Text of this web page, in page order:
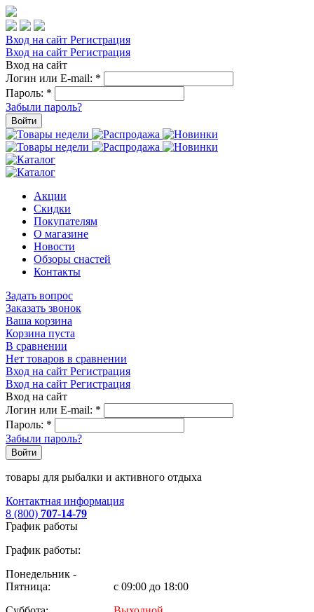
Вход на сайт Регистрация
Вход на сайт Регистрация
Вход на сайт
Логин или E-mail: *
Пароль: *
Забыли пароль?
Войти
Акции
Скидки
Покупателям
О магазине
Новости
Обзоры снастей
Контакты
Задать вопрос
Заказать звонок
Ваша корзина
Корзина пуста
В сравнении
Нет товаров в сравнении
Вход на сайт Регистрация
Вход на сайт Регистрация
Вход на сайт
Логин или E-mail: *
Пароль: *
Забыли пароль?
Войти
товары для рыбалки и активного отдыха
Контактная информация
8 (800) 707-14-79
График работы
График работы:
Понедельник -
Пятница:
с 09:00 до 18:00